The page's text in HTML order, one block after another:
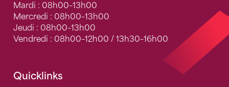
Mardi : 08h00–13h00
Mercredi : 08h00–13h00
Jeudi : 08h00–13h00
Vendredi : 08h00–12h00 / 13h30–16h00
Quicklinks